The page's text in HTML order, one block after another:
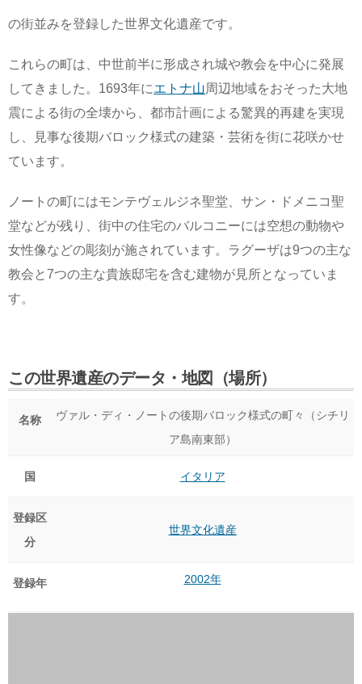
の街並みを登録した世界文化遺産です。
これらの町は、中世前半に形成され城や教会を中心に発展
してきました。1693年にエトナ山周辺地域をおそった大地
震による街の全壊から、都市計画による驚異的再建を実現
し、見事な後期バロック様式の建築・芸術を街に花咲かせ
ています。
ノートの町にはモンテヴェルジネ聖堂、サン・ドメニコ聖
堂などが残り、街中の住宅のバルコニーには空想の動物や
女性像などの彫刻が施されています。ラグーザは9つの主な
教会と7つの主な貴族邸宅を含む建物が見所となっていま
す。
この世界遺産のデータ・地図（場所）
名称
ヴァル・ディ・ノートの後期バロック様式の町々（シチリ
ア島南東部）
国 イタリア
登録区
分
世界文化遺産
登録年 2002年